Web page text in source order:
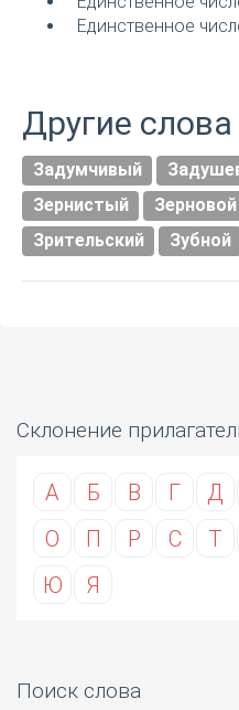
Единственное
Другие слова
Задумчивый
Зернистый
Зерновой
Зрительский
Зубной
Склонение
А Б В Г Д
О
П Р С Т
Ю
Я
Поиск слова